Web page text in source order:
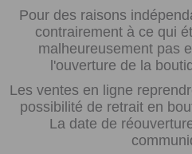
Pour des raisons
contrairement à ce qui
malheureusement pas
l'ouverture de la
Les ventes en ligne
possibilité de retrait en
La date de